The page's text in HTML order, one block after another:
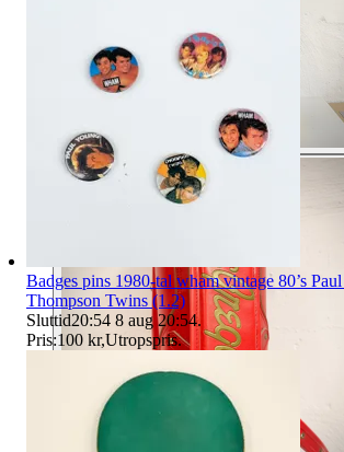
Badges pins 1980-tal wham vintage 80’s
Thompson Twins (1.2)
Sluttid20:54 8 aug 20:54.
Pris:100 kr,Utropspris.